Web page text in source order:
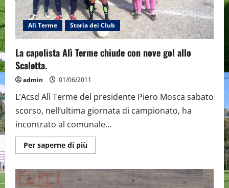
Alì Terme Storia dei Club
La capolista Alì Terme chiude con nove gol allo
Scaletta.
admin 01/06/2011
L’Acsd Alì Terme del presidente Piero Mosca sabato
scorso, nell’ultima giornata di campionato, ha
incontrato al comunale...
Per saperne di piùMaggiori
informazioni
capolista